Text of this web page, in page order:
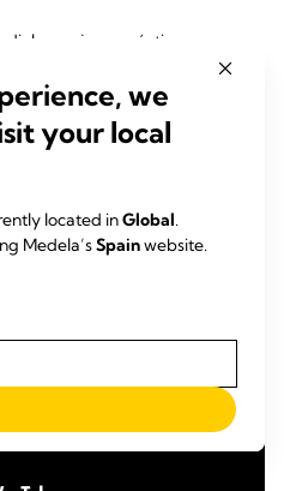
las mejores prácticas se
conversación antes del parto
de la LPM para los bebés
conversación después del
ciencia de la LPM para los
UCIN
we
your local
located inGlobal.
Medela’sSpainwebsite.